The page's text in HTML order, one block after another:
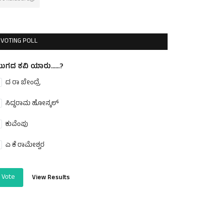
VOTING POLL
ಕವಿ ಯಾರು......?
ದ ರಾ ಬೇಂದ್ರೆ
ಸಿದ್ದರಾಮ ಹೋನ್ಕಲ್
ಕುವೆಂಪು
ಎ ಕೆ ರಾಮೇಶ್ವರ
Vote View Results